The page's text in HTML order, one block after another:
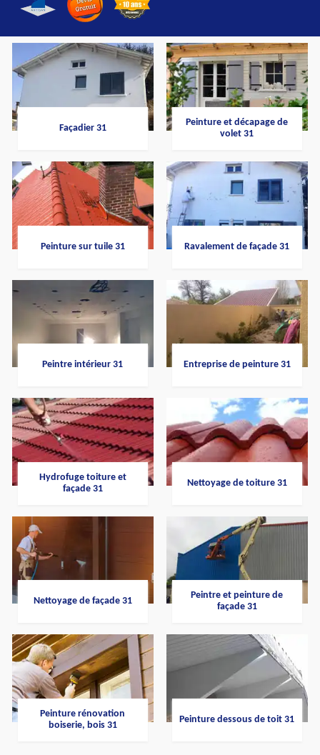
Façadier 31
Peinture et décapage de
volet 31
Peinture sur tuile 31 Ravalement de façade 31
Peintre intérieur 31 Entreprise de peinture 31
Hydrofuge toiture et
façade 31
Nettoyage de toiture 31
Nettoyage de façade 31
Peintre et peinture de
façade 31
Peinture rénovation
boiserie, bois 31
Peinture dessous de toit 31